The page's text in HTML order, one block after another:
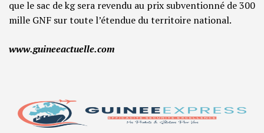
que le sac de kg sera revendu au prix subventionné de 300
mille GNF sur toute l’étendue du territoire national.
www.guineeactuelle.com